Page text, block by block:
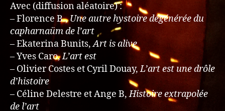
Avec (diffusion aléatoire) :
– Florence B.,Une autre hystoire dégénérée du
capharnaüm de l’art
– Ekaterina Bunits,Art is alive
– Yves Caro,L’art est
– Olivier Costes et Cyril Douay,L’art est une drôle
d’histoire
– Céline Delestre et Ange B,Histoire extrapolée
de l’art